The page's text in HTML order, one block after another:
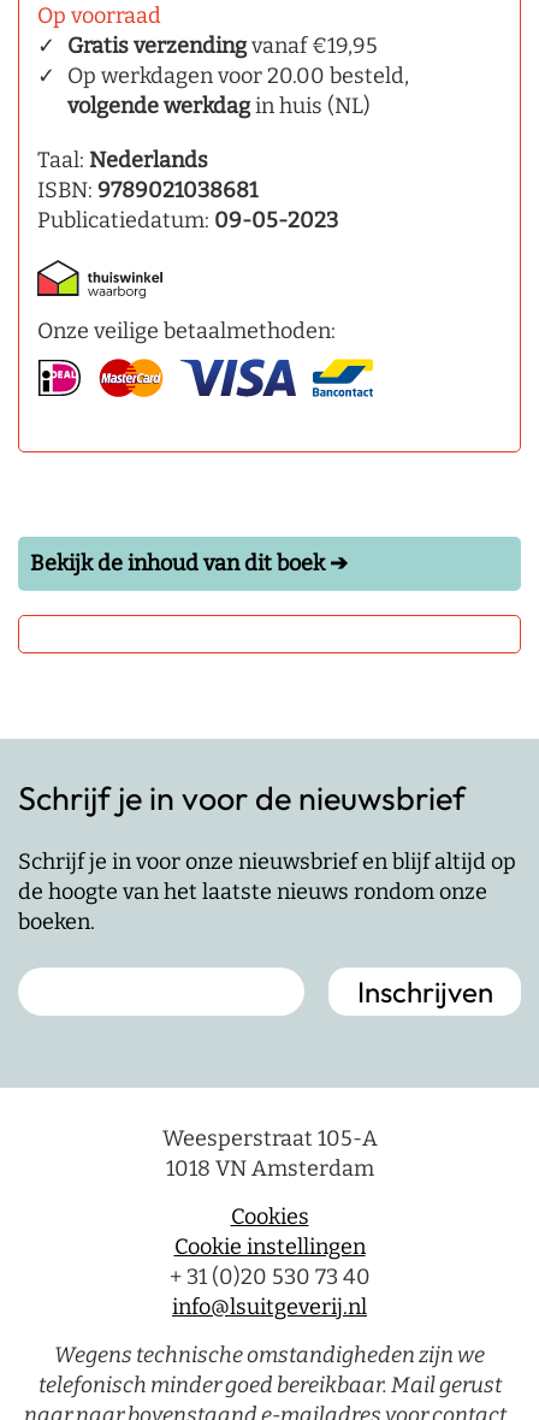
Op voorraad
Gratis verzendingvanaf €19,95
Op werkdagen voor 20.00 besteld,
volgende werkdagin huis (NL)
Taal: Nederlands
ISBN: 9789021038681
Publicatiedatum: 09-05-2023
Onze veilige betaalmethoden:
Bekijk de inhoud van dit boek ➔
Schrijf je in voor de nieuwsbrief
Schrijf je in voor onze nieuwsbrief en blijf altijd op
de hoogte van het laatste nieuws rondom onze
boeken.
Weesperstraat 105-A
1018 VN Amsterdam
Cookies
Cookie instellingen
+ 31 (0)20 530 73 40
info@lsuitgeverij.nl
Wegens technische omstandigheden zijn we
telefonisch minder goed bereikbaar. Mail gerust